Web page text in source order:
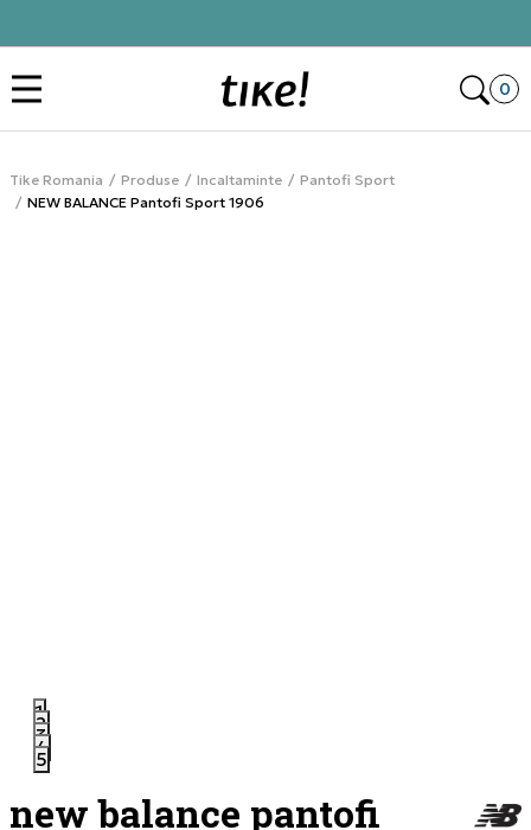
0
Tike Romania Produse Incaltaminte
Pantofi Sport
NEW BALANCE Pantofi Sport 1906
1
2
3
4
5
new balance pantofi